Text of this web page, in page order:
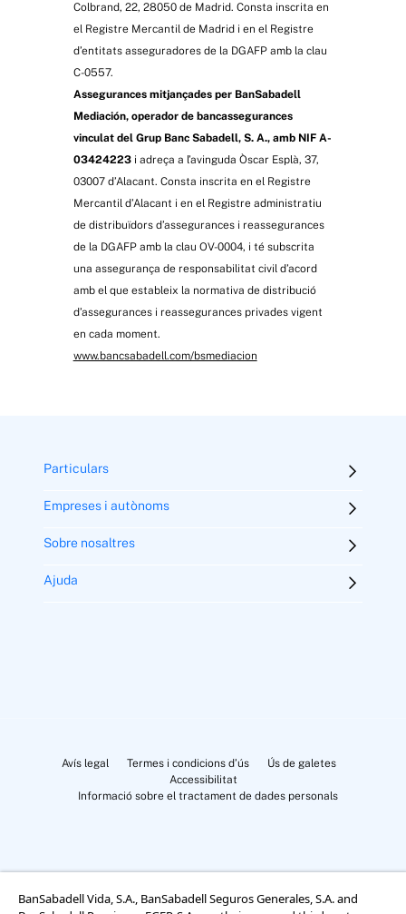
Colbrand, 22, 28050 de Madrid. Consta inscrita en
el Registre Mercantil de Madrid i en el Registre
d’entitats asseguradores de la DGAFP amb la clau
C-0557.
Assegurances mitjançades per BanSabadell
Mediación, operador de bancassegurances
vinculat del Grup Banc Sabadell, S. A., amb NIF A-
03424223i adreça a l’avinguda Òscar Esplà, 37,
03007 d’Alacant. Consta inscrita en el Registre
Mercantil d’Alacant i en el Registre administratiu
de distribuïdors d’assegurances i reassegurances
de la DGAFP amb la clau OV-0004, i té subscrita
una assegurança de responsabilitat civil d’acord
amb el que estableix la normativa de distribució
d’assegurances i reassegurances privades vigent
en cada moment.
www.bancsabadell.com/bsmediacion
Particulars
Empreses i autònoms
Sobre nosaltres
Ajuda
Avís legal Termes i condicions d’ús
Ús de galetes
Accessibilitat
Informació sobre el tractament de dades personals
BanSabadell Vida, S.A., BanSabadell Seguros Generales, S.A. and